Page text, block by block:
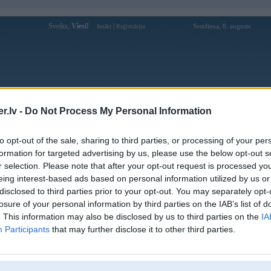
- Do Not Process My Personal Information
opt-out of the sale, sharing to third parties, or processing of your
for targeted advertising by us, please use the below opt-out
selection. Please note that after your opt-out request is processed
interest-based ads based on personal information utilized by us
to third parties prior to your opt-out. You may separately
of your personal information by third parties on the IAB’s list of
This information may also be disclosed by us to third parties on the
Participants that may further disclose it to other third parties.
Sveiks, Viesi! Ienākt Reģistrācija Sestdiena, 8. augusts
Forums Galerijas Reģistrācija Lietotāji
Lietotāja 888winemail profils
Lietotājvārds: 888winemail
Nodarbošanās:
888win - Plataforma premium de
apostas online e jogos de cassino
Ziņojumi forumā:
0
Pēdējie ziņojumi forumā